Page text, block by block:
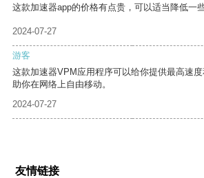
这款加速器app的价格有点贵，可以适当降低一
2024-07-27
游客
这款加速器VPM应用程序可以给你提供最高速
助你在网络上自由移动。
2024-07-27
友情链接